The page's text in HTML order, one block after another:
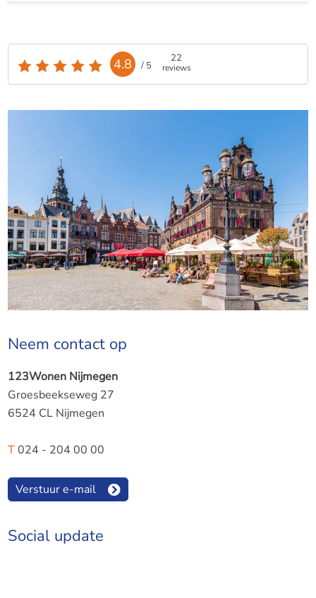
4.8 / 5
22
reviews
Neem contact op
123Wonen Nijmegen
Groesbeekseweg 27
6524 CL Nijmegen
T024 - 204 00 00
Verstuur e-mail
Social update